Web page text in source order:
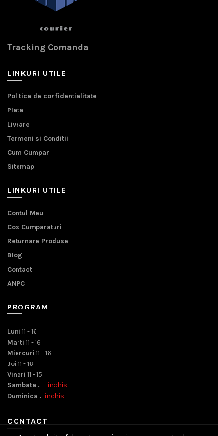
Tracking Comanda
LINKURI UTILE
Politica de confidentialitate
Plata
Livrare
Termeni si Conditii
Cum Cumpar
Sitemap
LINKURI UTILE
Contul Meu
Cos Cumparaturi
Returnare Produse
Blog
Contact
ANPC
PROGRAM
Luni 11 - 16
Marti 11 - 16
Miercuri 11 - 16
Joi 11 - 16
Vineri 11 - 15
Sambata . inchis
Duminica . inchis
CONTACT